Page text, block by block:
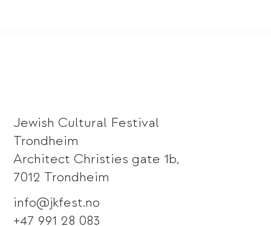
Jewish Cultural Festival
Trondheim
Architect Christies gate 1b,
7012 Trondheim
info@jkfest.no
+47 991 28 083